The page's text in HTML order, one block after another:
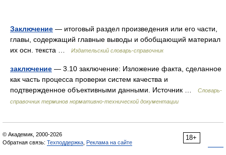
Заключение — итоговый раздел произведения или его части,
главы, содержащий главные выводы и обобщающий материал
их осн. текста …
Издательский словарь-справочник
заключение — 3.10 заключение: Изложение факта, сделанное
как часть процесса проверки систем качества и
подтвержденное объективными данными. Источник …
Словарь-
справочник терминов нормативно-технической документации
18+
© Академик, 2000-2026
Обратная связь: Техподдержка Реклама на сайте